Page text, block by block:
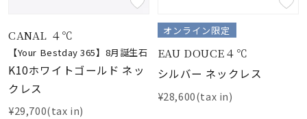
CANAL ４℃
【Your Bestday 365】8月誕生石
K10ホワイトゴールド ネッ
クレス
¥29,700(tax in)
オンライン限定
EAU DOUCE４℃
シルバー ネックレス
¥28,600(tax in)